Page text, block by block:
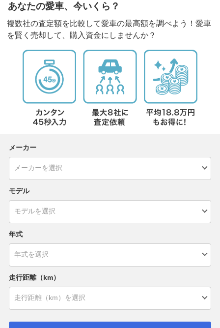
あなたの愛車、今いくら？
複数社の査定額を比較して愛車の最高額を調べよう！愛車
を賢く売却して、購入資金にしませんか？
メーカー
モデル
年式
走行距離（km）